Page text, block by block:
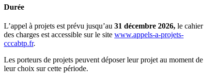
Durée
L’appel à projets est prévu jusqu’au 31 décembre 2026, le cahier
des charges est accessible sur le site www.appels-a-projets-
cccabtp.fr.
Les porteurs de projets peuvent déposer leur projet au moment de
leur choix sur cette période.